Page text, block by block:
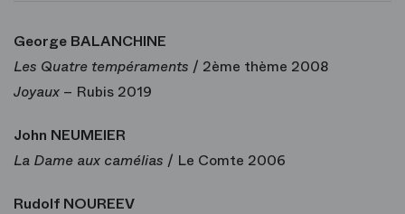
George BALANCHINE
Les Quatre tempéraments / 2ème thème 2008
Joyaux – Rubis 2019
John NEUMEIER
La Dame aux camélias / Le Comte 2006
Rudolf NOUREEV